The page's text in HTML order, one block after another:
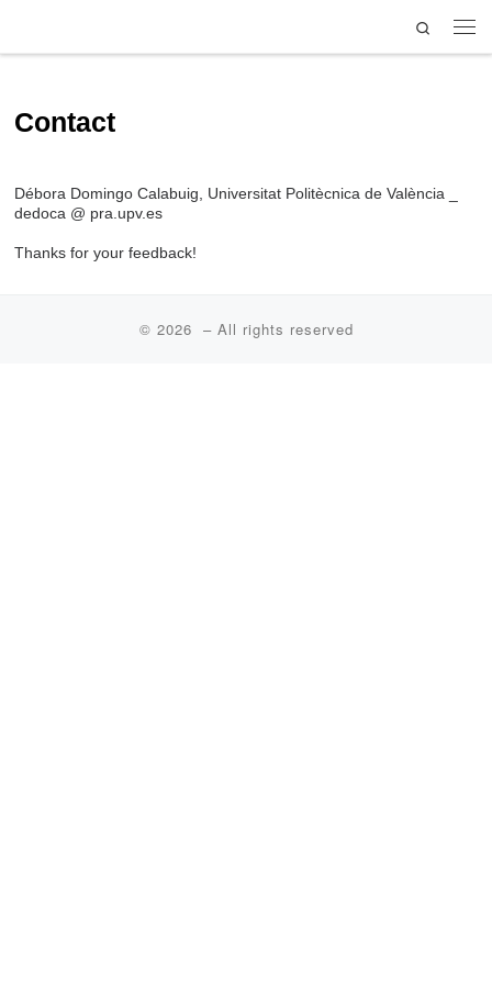
Search
Contact
Débora Domingo Calabuig, Universitat Politècnica de València _
dedoca @ pra.upv.es
Thanks for your feedback!
© 2026 – All rights reserved